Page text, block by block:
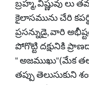
బ్రహ్మ, విష్ణువు
కైలాసమును చేరి
ప్రసన్నుడై, వారి
పోగొట్టి దక్షునికి
" అజముఖు"(మేక
తప్పు తెలుసుకుని